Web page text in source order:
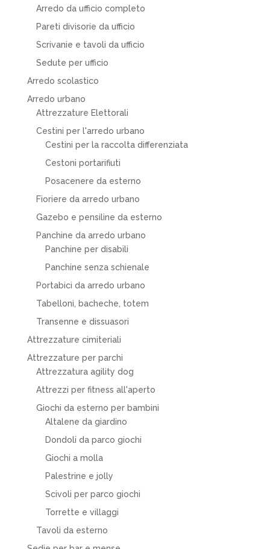
Arredo da ufficio completo
Pareti divisorie da ufficio
Scrivanie e tavoli da ufficio
Sedute per ufficio
Arredo scolastico
Arredo urbano
Attrezzature Elettorali
Cestini per l'arredo urbano
Cestini per la raccolta differenziata
Cestoni portarifiuti
Posacenere da esterno
Fioriere da arredo urbano
Gazebo e pensiline da esterno
Panchine da arredo urbano
Panchine per disabili
Panchine senza schienale
Portabici da arredo urbano
Tabelloni, bacheche, totem
Transenne e dissuasori
Attrezzature cimiteriali
Attrezzature per parchi
Attrezzatura agility dog
Attrezzi per fitness all'aperto
Giochi da esterno per bambini
Altalene da giardino
Dondoli da parco giochi
Giochi a molla
Palestrine e jolly
Scivoli per parco giochi
Torrette e villaggi
Tavoli da esterno